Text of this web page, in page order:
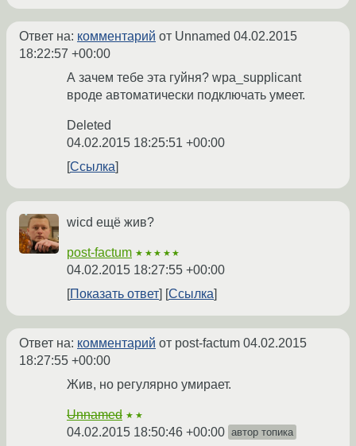
Ответ на: комментарий от Unnamed 04.02.2015
18:22:57 +00:00
А зачем тебе эта гуйня? wpa_supplicant
вроде автоматически подключать умеет.
Deleted
04.02.2015 18:25:51 +00:00
Ссылка
wicd ещё жив?
post-factum ★★★★★
04.02.2015 18:27:55 +00:00
Показать ответ
Ссылка
Ответ на: комментарий от post-factum 04.02.2015
18:27:55 +00:00
Жив, но регулярно умирает.
Unnamed ★★
04.02.2015 18:50:46 +00:00 автор топика